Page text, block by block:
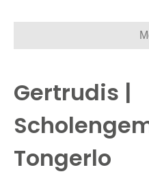
Gertrudis |
Tongerlo